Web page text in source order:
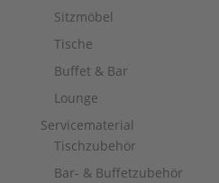
Sitzmöbel
Tische
Buffet & Bar
Lounge
Servicematerial
Tischzubehör
Bar- & Buffetzubehör